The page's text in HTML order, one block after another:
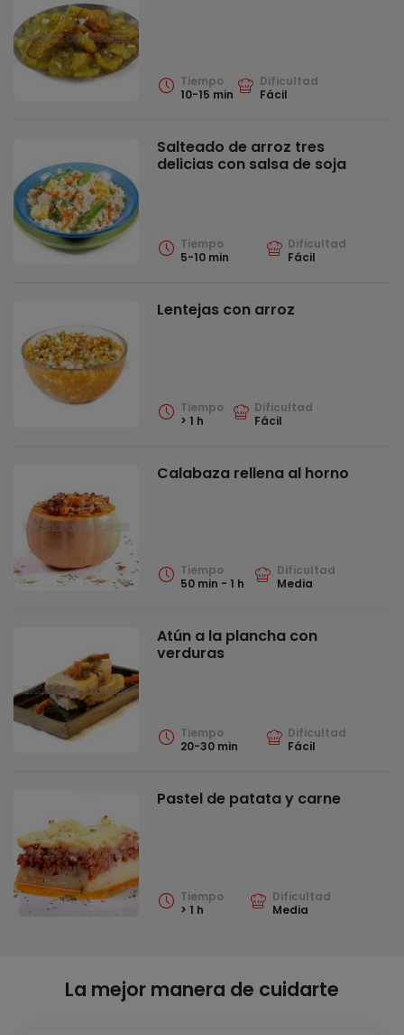
Tiempo
10-15 min
Dificultad
Fácil
Salteado de arroz tres
delicias con salsa de soja
Tiempo
5-10 min
Dificultad
Fácil
Lentejas con arroz
Tiempo
> 1 h
Dificultad
Fácil
Calabaza rellena al horno
Tiempo
50 min - 1 h
Dificultad
Media
Atún a la plancha con
verduras
Tiempo
20-30 min
Dificultad
Fácil
Pastel de patata y carne
Tiempo
> 1 h
Dificultad
Media
La mejor manera de cuidarte